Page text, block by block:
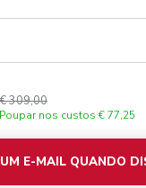
€ 309,00
Poupar nos custos € 77,25
E-MAIL QUANDO